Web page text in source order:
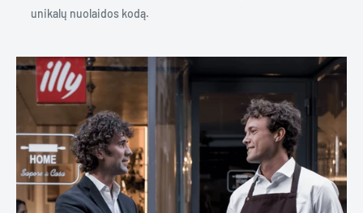
unikalų nuolaidos kodą.